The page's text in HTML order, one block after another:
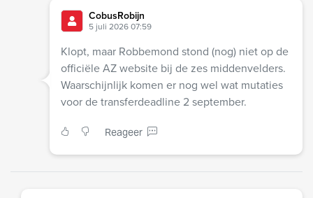
CobusRobijn
5 juli 2026 07:59
Klopt, maar Robbemond stond (nog) niet op de
officiële AZ website bij de zes middenvelders.
Waarschijnlijk komen er nog wel wat mutaties
voor de transferdeadline 2 september.
Reageer